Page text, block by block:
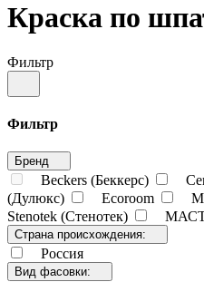
Краска по
Фильтр
Фильтр
Бренд
Beckers (Беккерс)
(Дулюкс)
Ecoroom
Stenotek (Стенотек)
Страна происхождения:
Россия
Вид фасовки: